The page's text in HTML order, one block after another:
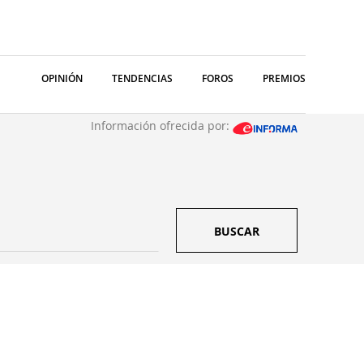
OPINIÓN TENDENCIAS FOROS PREMIOS
Información ofrecida por:
BUSCAR